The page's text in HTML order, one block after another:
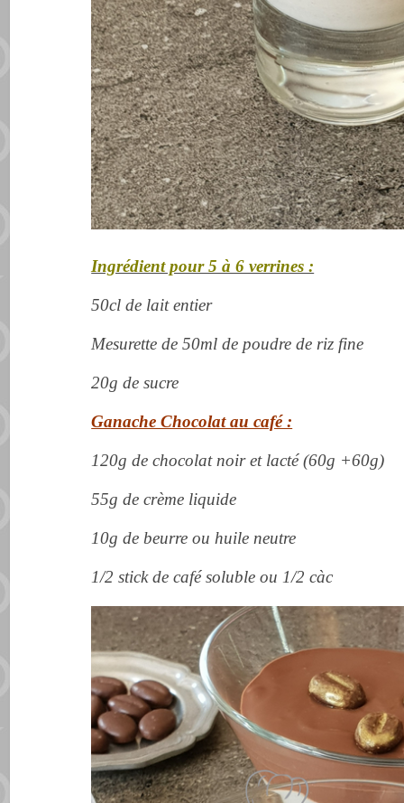
Ingrédient pour 5 à 6 verrines :
50cl de lait entier
Mesurette de 50ml de poudre de riz fine
20g de sucre
Ganache Chocolat au café :
120g de chocolat noir et lacté (60g +60g)
55g de crème liquide
10g de beurre ou huile neutre
1/2 stick de café soluble ou 1/2 càc